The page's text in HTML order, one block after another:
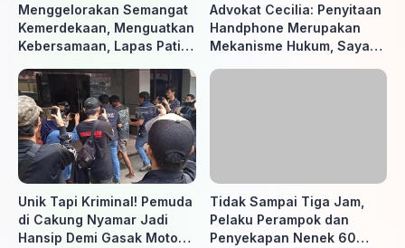
Menggelorakan Semangat
Kemerdekaan, Menguatkan
Kebersamaan, Lapas Pati
ke-81 RI, Warga Binaan
Antusias Ikuti Berbagai
Perlombaan
Advokat Cecilia: Penyitaan
Handphone Merupakan
Mekanisme Hukum, Saya
Unik Tapi Kriminal! Pemuda
di Cakung Nyamar Jadi
Hansip Demi Gasak Motor
Tidak Sampai Tiga Jam,
Pelaku Perampok dan
Penyekapan Nenek 60